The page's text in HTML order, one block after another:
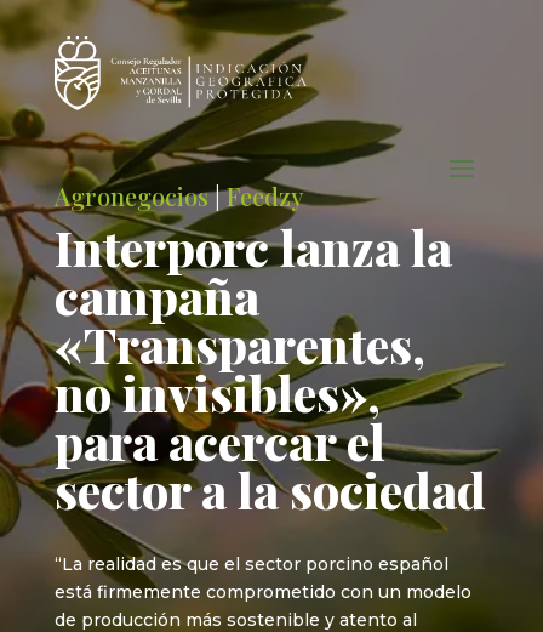
Agronegocios|Feedzy
Interporc lanza la
campaña
«Transparentes,
no invisibles»,
para acercar el
sector a la sociedad
“La realidad es que el sector porcino español
está firmemente comprometido con un modelo
de producción más sostenible y atento al